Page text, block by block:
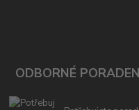
ODBORNÉ